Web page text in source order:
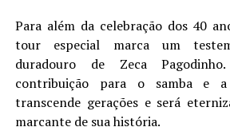
Para além da celebração dos 40
tour especial marca um
duradouro de Zeca
contribuição para o samba e a
transcende gerações e será
marcante de sua história.